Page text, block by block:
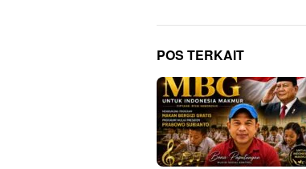
POS TERKAIT